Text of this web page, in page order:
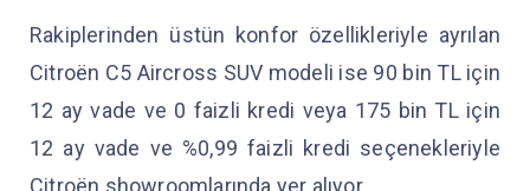
Rakiplerinden üstün konfor özellikleriyle ayrılan
Citroën C5 Aircross SUV modeli ise 90 bin TL için
12 ay vade ve 0 faizli kredi veya 175 bin TL için
12 ay vade ve %0,99 faizli kredi seçenekleriyle
Citroën showroomlarında yer alıyor.